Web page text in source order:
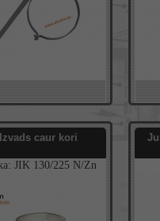
Izvads caur kori
JIK 130/225 N/Zn